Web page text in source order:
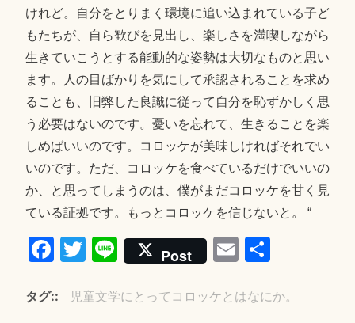
けれど。自分をとりまく環境に追い込まれている子ど
もたちが、自ら歓びを見出し、楽しさを満喫しながら
生きていこうとする能動的な姿勢は大切なものと思い
ます。人の目ばかりを気にして承認されることを求め
ることも、旧弊した良識に従って自分を恥ずかしく思
う必要はないのです。憂いを忘れて、生きることを楽
しめばいいのです。コロッケが美味しければそれでい
いのです。ただ、コロッケを食べているだけでいいの
か、と思ってしまうのは、僕がまだコロッケを甘く見
ている証拠です。もっとコロッケを信じないと。 “
Fa
bo
T
tte
Li
ne
Post E
ail
共
タグ: 児童文学にとってコロッケとはなにか。